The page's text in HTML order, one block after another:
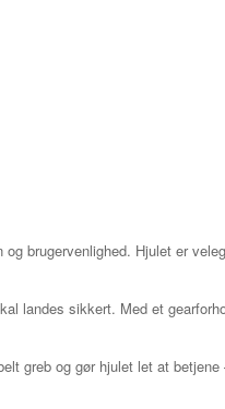
brugervenlighed. Hjulet er
landes sikkert. Med et
greb og gør hjulet let at